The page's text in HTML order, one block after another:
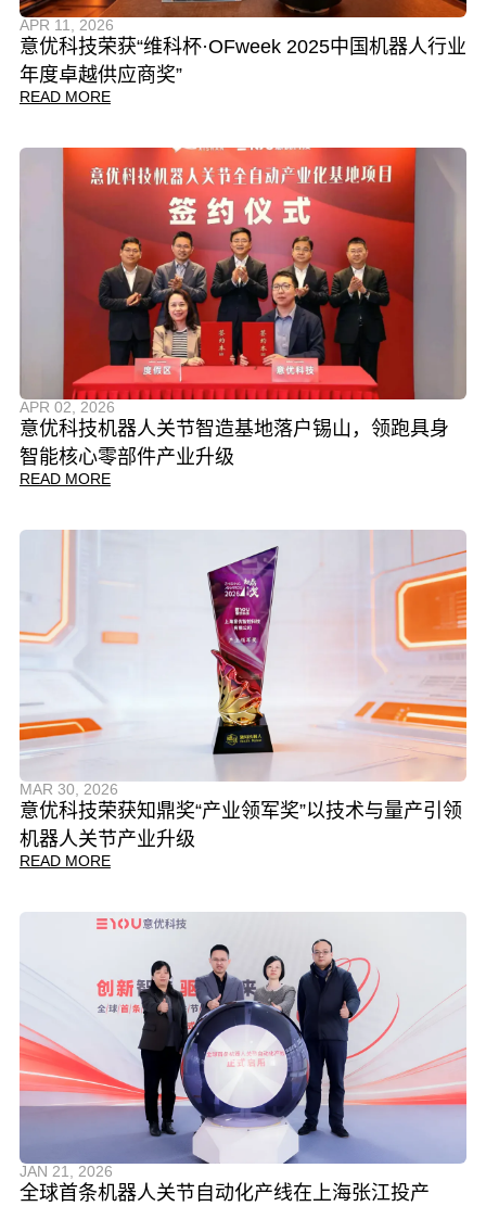
APR 11, 2026
意优科技荣获“维科杯·OFweek 2025中国机器人行业
年度卓越供应商奖”
READ MORE
APR 02, 2026
意优科技机器人关节智造基地落户锡山，领跑具身
智能核心零部件产业升级
READ MORE
MAR 30, 2026
意优科技荣获知鼎奖“产业领军奖”以技术与量产引领
机器人关节产业升级
READ MORE
JAN 21, 2026
全球首条机器人关节自动化产线在上海张江投产